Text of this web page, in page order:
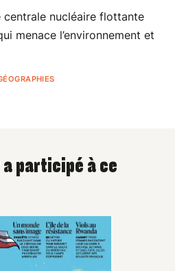
centrale nucléaire flottante
menace l’environnement et
participé à ce